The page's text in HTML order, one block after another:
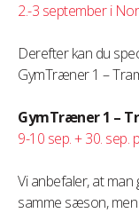
2.-3 september i
Derefter kan du
GymTræner 1 –
GymTræner 1 –
9-10 sep. + 30. sep.
Vi anbefaler, at
samme sæson,